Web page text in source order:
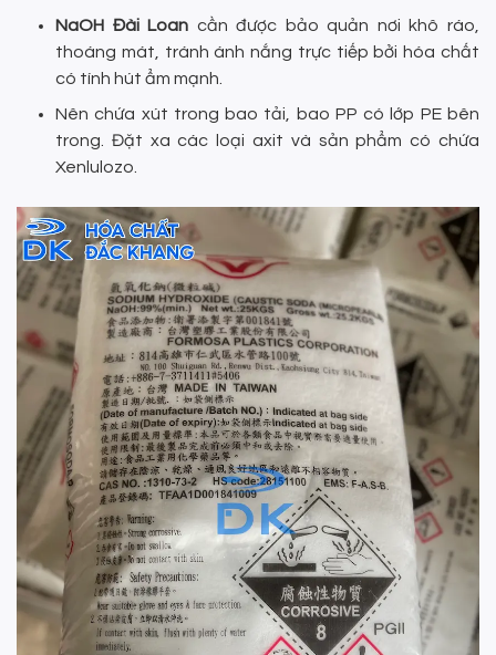
NaOH Đài Loan cần được bảo quản nơi khô ráo,
thoáng mát, tránh ánh nắng trực tiếp bởi hóa chất
có tính hút ẩm mạnh.
Nên chứa xút trong bao tải, bao PP có lớp PE bên
trong. Đặt xa các loại axit và sản phẩm có chứa
Xenlulozo.